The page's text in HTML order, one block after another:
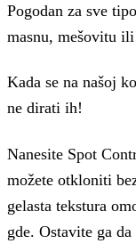
Pogodan za sve
masnu, mešovitu
Kada se na našoj
ne dirati ih!
Nanesite Spot
možete otkloniti
gelasta tekstura
gde. Ostavite ga